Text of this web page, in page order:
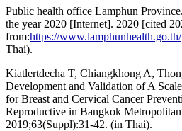
Public health office Lamphun
the year 2020 [Internet]. 2020 [cited
from:https://www.lamphunhealth.go.th/
Thai).
Kiatlertdecha T, Chiangkhong A,
Development and Validation of A
for Breast and Cervical Cancer
Reproductive in Bangkok
2019;63(Suppl):31-42. (in Thai).